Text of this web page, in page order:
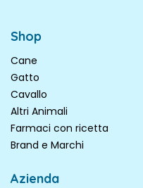
Shop
Cane
Gatto
Cavallo
Altri Animali
Farmaci con ricetta
Brand e Marchi
Azienda